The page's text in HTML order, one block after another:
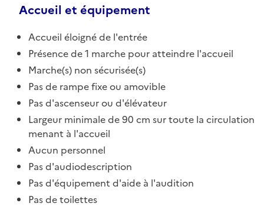
Accueil et équipement
Accueil éloigné de l'entrée
Présence de 1 marche pour atteindre l'accueil
Marche(s) non sécurisée(s)
Pas de rampe fixe ou amovible
Pas d'ascenseur ou d'élévateur
Largeur minimale de 90 cm sur toute la circulation
menant à l'accueil
Aucun personnel
Pas d'audiodescription
Pas d'équipement d'aide à l'audition
Pas de toilettes